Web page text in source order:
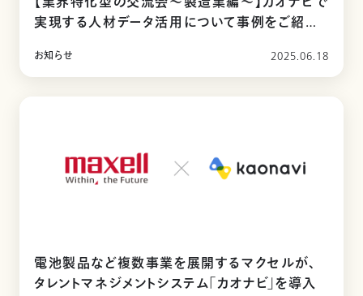
実現する人材データ活用について事例をご紹介
お知らせ 2025.06.18
電池製品など複数事業を展開するマクセルが、
タレントマネジメントシステム「カオナビ」を導入